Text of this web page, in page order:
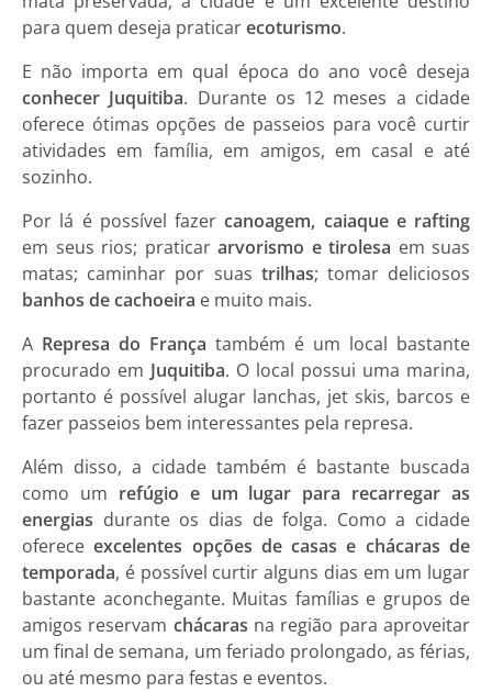
para quem deseja praticarecoturismo.
E não importa em qual época do ano você deseja
conhecer Juquitiba. Durante os 12 meses a cidade
oferece ótimas opções de passeios para você curtir
atividades em família, em amigos, em casal e até
sozinho.
Por lá é possível fazercanoagem, caiaque e rafting
em seus rios; praticar arvorismo e tirolesa em suas
matas; caminhar por suas trilhas; tomar deliciosos
banhos de cachoeira e muito mais.
A Represa do França também é um local bastante
procurado em Juquitiba. O local possui uma marina,
portanto é possível alugar lanchas, jet skis, barcos e
fazer passeios bem interessantes pela represa.
Além disso, a cidade também é bastante buscada
como um refúgio e um lugar para recarregar as
energias durante os dias de folga. Como a cidade
ofereceexcelentes opções de casas e chácaras de
temporada, é possível curtir alguns dias em um lugar
bastante aconchegante. Muitas famílias e grupos de
amigos reservam chácaras na região para aproveitar
um final de semana, um feriado prolongado, as férias,
ou até mesmo para festas e eventos.